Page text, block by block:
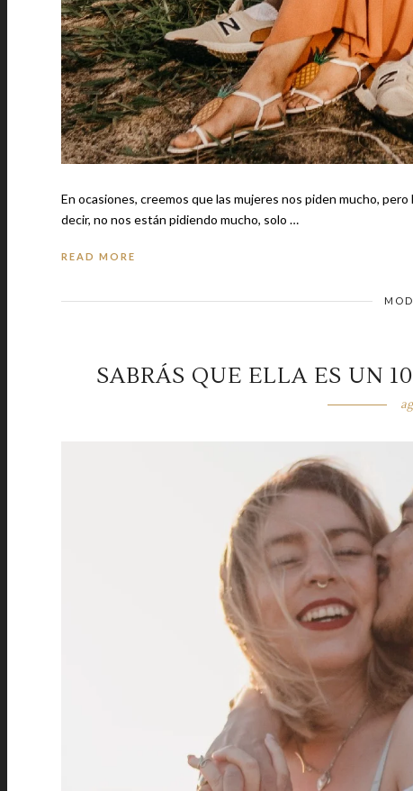
En ocasiones, creemos que las mujeres nos piden mucho, pero
decir, no nos están pidiendo mucho, solo …
READ MORE
SABRÁS QUE ELLA ES UN